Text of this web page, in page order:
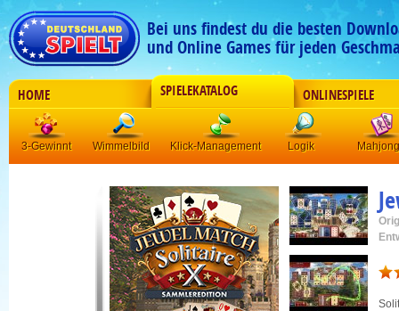
Bei uns findest du die besten
und Online Games für jeden
HOME SPIELEKATALOG ONLINESPIELE
3-Gewinnt Wimmelbild Klick-Management Logik Mahjong